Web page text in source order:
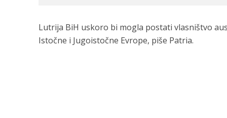
Lutrija BiH uskoro bi mogla postati vlasništvo
Istočne i Jugoistočne Evrope, piše Patria.